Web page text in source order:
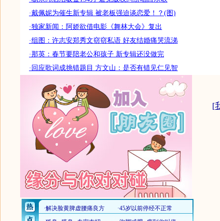
·戴佩妮为催生新专辑 被老板强迫谈恋爱！？(图)
·独家新闻：阿娇欲借电影《舞林大会》复出
·组图：许志安郑秀文窃窃私语 好友结婚痛哭流涕
·那英：春节要陪老公和孩子 新专辑还没做完
·回应歌词成挑错题目 方文山：是否有错见仁见智
[